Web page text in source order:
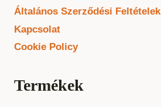
Általános Szerződési Feltételek
Kapcsolat
Cookie Policy
Termékek